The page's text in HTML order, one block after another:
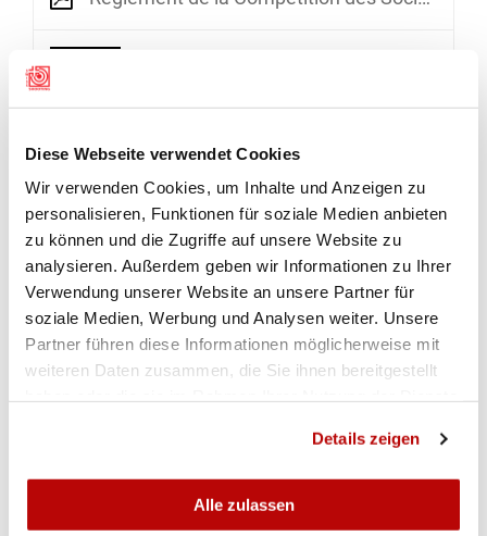
Diese Webseite verwendet Cookies
Wir verwenden Cookies, um Inhalte und Anzeigen zu
personalisieren, Funktionen für soziale Medien anbieten
zu können und die Zugriffe auf unsere Website zu
analysieren. Außerdem geben wir Informationen zu Ihrer
Verwendung unserer Website an unsere Partner für
soziale Medien, Werbung und Analysen weiter. Unsere
Partner führen diese Informationen möglicherweise mit
weiteren Daten zusammen, die Sie ihnen bereitgestellt
Details zeigen
Alle zulassen
COMPÉTITION DES SOCIÉTÉS - RÉPARTITION EN
CATÉGORIES FUSIL 300M
Répartition en catégories 300m 2026 - Liste des sociétés selon les catégories et le numéro SAT